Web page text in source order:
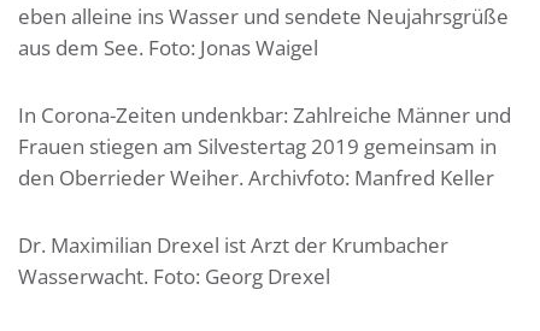
eben alleine ins Wasser und sendete Neujahrsgrüße
aus dem See. Foto: Jonas Waigel
In Corona-Zeiten undenkbar: Zahlreiche Männer und
Frauen stiegen am Silvestertag 2019 gemeinsam in
den Oberrieder Weiher. Archivfoto: Manfred Keller
Dr. Maximilian Drexel ist Arzt der Krumbacher
Wasserwacht. Foto: Georg Drexel